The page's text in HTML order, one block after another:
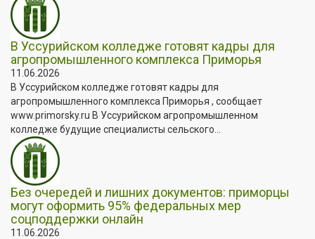
В Уссурийском колледже готовят кадры для
агропромышленного комплекса Приморья
11.06.2026
В Уссурийском колледже готовят кадры для
агропромышленного комплекса Приморья , сообщает
www.primorsky.ru В Уссурийском агропромышленном
колледже будущие специалисты сельского...
Без очередей и лишних документов: приморцы
могут оформить 95% федеральных мер
соцподдержки онлайн
11.06.2026